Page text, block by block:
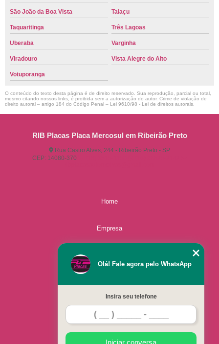
São João da Boa Vista Taiaçu
Taquaritinga Três Lagoas
Uberaba Varginha
Viradouro Vista Alegre do Alto
Votuporanga
O conteúdo do texto desta página é de direito reservado. Sua reprodução, parcial ou total,
mesmo citando nossos links, é proibida sem a autorização do autor. Crime de violação de
direito autoral – artigo 184 do Código Penal – Lei 9610/98 - Lei de direitos autorais
RIB Placas Placa Mercosul em Ribeirão Preto
Rua Castro Alves, 244 - Ribeirão Preto - SP
CEP: 14080-370
Home
Empresa
Contato
Olá! Fale agora pelo WhatsApp
Insira seu telefone
Iniciar conversa